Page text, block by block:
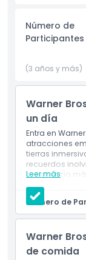
Cartoon
Bugs Bunny y
oscuro y
Superman y el
diseñado para la
y una
Aspectos
Política para
Horario de
Número de
Participantes
(3 años y más)
Warner
un día
Entra en
atracciones
tierras
recuerdos
experiencia
Leer más
Inclusiones
Warner
una sola
Acceso
Número de
Warner
de comida